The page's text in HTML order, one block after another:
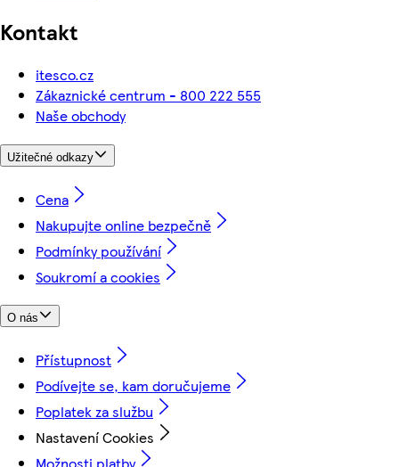
Kontakt
itesco.cz
Zákaznické centrum - 800 222 555
Naše obchody
Užitečné odkazy
Cena
Nakupujte online bezpečně
Podmínky používání
Soukromí a cookies
O nás
Přístupnost
Podívejte se, kam doručujeme
Poplatek za službu
Nastavení Cookies